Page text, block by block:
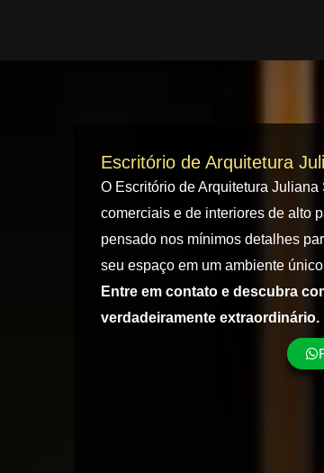
Escritório de Arquitetura
O Escritório de Arquitetura
comerciais e de interiores de alto
pensado nos mínimos detalhes
seu espaço em um ambiente
Entre em contato e descubra
verdadeiramente extraordinário.